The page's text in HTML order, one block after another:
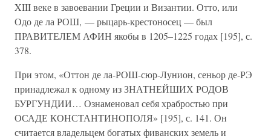
XIII веке в завоевании Греции и Византии. Отто, или
Одо де ла РОШ, — рыцарь-крестоносец — был
ПРАВИТЕЛЕМ АФИН якобы в 1205–1225 годах [195], с.
378.
При этом, «Оттон де ла-РОШ-сюр-Лунион, сеньор де-РЭ
принадлежал к одному из ЗНАТНЕЙШИХ РОДОВ
БУРГУНДИИ… Ознаменовал себя храбростью при
ОСАДЕ КОНСТАНТИНОПОЛЯ» [195], с. 141. Он
считается владельцем богатых фиванских земель и